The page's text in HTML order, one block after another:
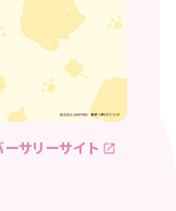
サリーサイト